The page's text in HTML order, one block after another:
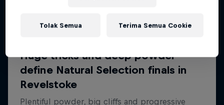
Tolak Semua Terima Semua Cookie